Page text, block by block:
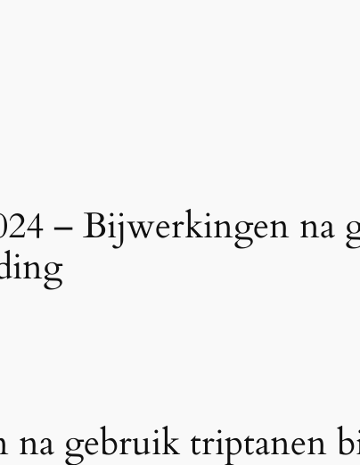
– Bijwerkingen na
gebruik triptanen